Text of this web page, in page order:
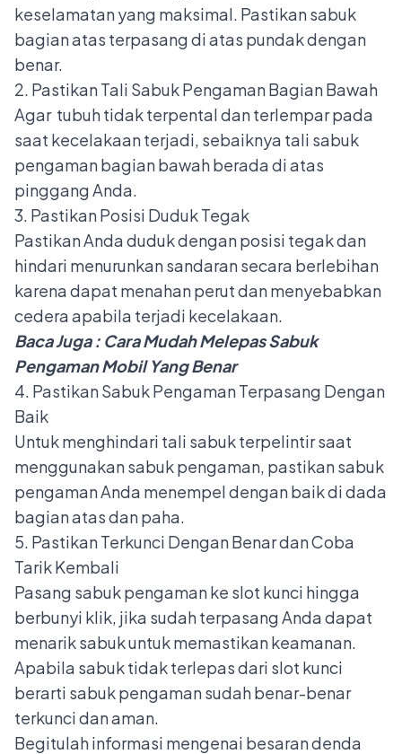
keselamatan yang maksimal. Pastikan sabuk
bagian atas terpasang di atas pundak dengan
benar.
2. Pastikan Tali Sabuk Pengaman Bagian Bawah
Agar tubuh tidak terpental dan terlempar pada
saat kecelakaan terjadi, sebaiknya tali sabuk
pengaman bagian bawah berada di atas
pinggang Anda.
3. Pastikan Posisi Duduk Tegak
Pastikan Anda duduk dengan posisi tegak dan
hindari menurunkan sandaran secara berlebihan
karena dapat menahan perut dan menyebabkan
cedera apabila terjadi kecelakaan.
Baca Juga : Cara Mudah Melepas Sabuk
Pengaman Mobil Yang Benar
4. Pastikan Sabuk Pengaman Terpasang Dengan
Baik
Untuk menghindari tali sabuk terpelintir saat
menggunakan sabuk pengaman, pastikan sabuk
pengaman Anda menempel dengan baik di dada
bagian atas dan paha.
5. Pastikan Terkunci Dengan Benar dan Coba
Tarik Kembali
Pasang sabuk pengaman ke slot kunci hingga
berbunyi klik, jika sudah terpasang Anda dapat
menarik sabuk untuk memastikan keamanan.
Apabila sabuk tidak terlepas dari slot kunci
berarti sabuk pengaman sudah benar-benar
terkunci dan aman.
Begitulah informasi mengenai besaran denda